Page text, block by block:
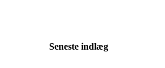
Seneste indlæg